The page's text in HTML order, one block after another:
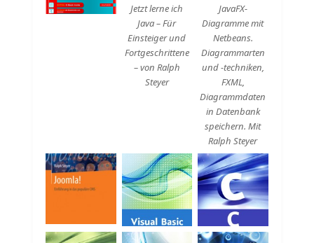
Jetzt lerne ich
Java – Für
Einsteiger und
Fortgeschrittene
– von Ralph
Steyer
JavaFX-
Diagramme mit
Netbeans.
Diagrammarten
und -techniken,
FXML,
Diagrammdaten
in Datenbank
speichern. Mit
Ralph Steyer